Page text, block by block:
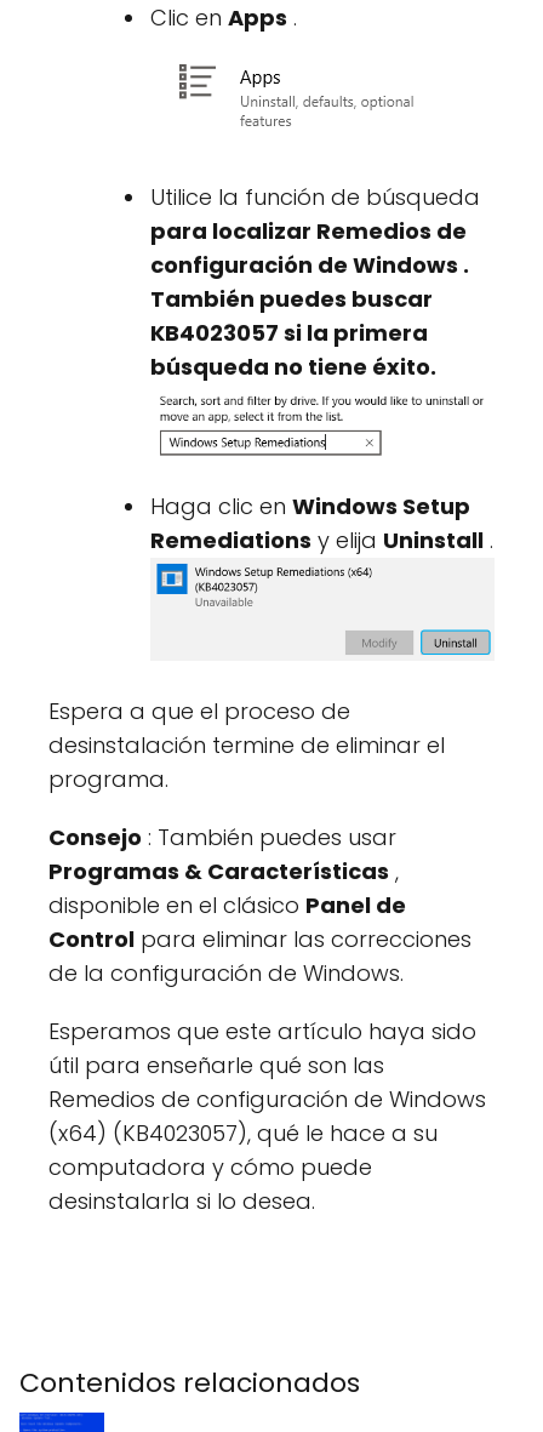
Clic en Apps .
Utilice la función de búsqueda
para localizar Remedios de
configuración de Windows .
También puedes buscar
KB4023057 si la primera
búsqueda no tiene éxito.
Haga clic en Windows Setup
Remediations y elija Uninstall .
Espera a que el proceso de
desinstalación termine de eliminar el
programa.
Consejo : También puedes usar
Programas & Características ,
disponible en el clásico Panel de
Control para eliminar las correcciones
de la configuración de Windows.
Esperamos que este artículo haya sido
útil para enseñarle qué son las
Remedios de configuración de Windows
(x64) (KB4023057), qué le hace a su
computadora y cómo puede
desinstalarla si lo desea.
Contenidos relacionados